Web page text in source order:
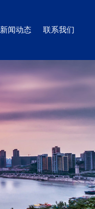
新闻动态 联系我们